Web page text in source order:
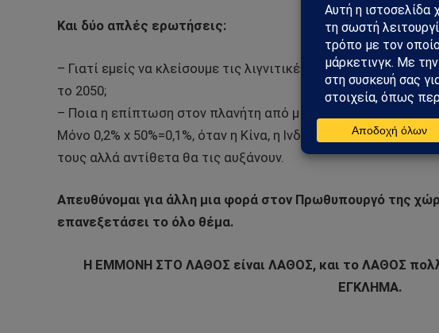
Και δύο απλές ερωτήσεις:
– Γιατί εμείς να κλείσουμε τις λιγνιτικές μας μονάδες το
το 2050;
– Ποια η επίπτωση στον πλανήτη από μια μείωση κατά 50%
Μόνο 0,2% x 50%=0,1%, όταν η Κίνα, η Ινδία και άλλες χώρες
τους αλλά αντίθετα θα τις αυξάνουν.
Απευθύνομαι για άλλη μια φορά στον Πρωθυπουργό της
επανεξετάσει το όλο θέμα.
Η ΕΜΜΟΝΗ ΣΤΟ ΛΑΘΟΣ είναι ΛΑΘΟΣ, και το ΛΑΘΟΣ
ΕΓΚΛΗΜΑ.